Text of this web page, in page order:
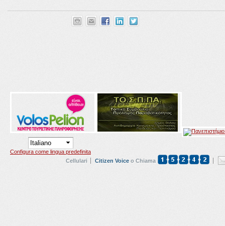
Configura come lingua predefinita
Cellulari
Citizen Voice o Chiama